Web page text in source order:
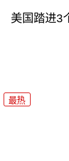
美国踏进3
最热